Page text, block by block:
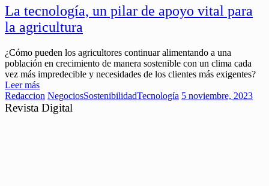
La tecnología, un pilar de apoyo vital para
la agricultura
¿Cómo pueden los agricultores continuar alimentando a una
población en crecimiento de manera sostenible con un clima cada
vez más impredecible y necesidades de los clientes más exigentes?
Leer más
Redaccion NegociosSostenibilidadTecnología 5 noviembre, 2023
Revista Digital